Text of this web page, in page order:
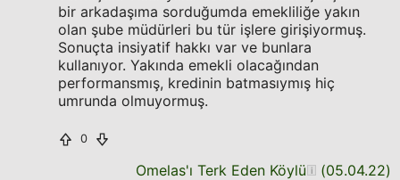
bir arkadaşıma sorduğumda emekliliğe yakın
olan şube müdürleri bu tür işlere girişiyormuş.
Sonuçta insiyatif hakkı var ve bunlara
kullanıyor. Yakında emekli olacağından
performansmış, kredinin batmasıymış hiç
umrunda olmuyormuş.
0
Omelas'ı Terk Eden Köylü (05.04.22)